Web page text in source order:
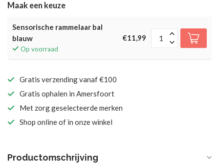
Maak een keuze
Sensorische rammelaar bal
blauw
Op voorraad
€11,99
Gratis verzending vanaf €100
Gratis ophalen in Amersfoort
Met zorg geselecteerde merken
Shop online of in onze winkel
Productomschrijving